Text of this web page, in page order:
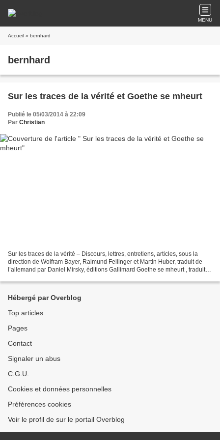
MENU
Accueil » bernhard
bernhard
Sur les traces de la vérité et Goethe se mheurt
Publié le 05/03/2014 à 22:09
Par Christian
Sur les traces de la vérité – Discours, lettres, entretiens, articles, sous la
direction de Wolfram Bayer, Raimund Fellinger et Martin Huber, traduit de
l’allemand par Daniel Mirsky, éditions Gallimard Goethe se mheurt , traduit
Hébergé par Overblog
Top articles
Pages
Contact
Signaler un abus
C.G.U.
Cookies et données personnelles
Préférences cookies
Voir le profil de sur le portail Overblog